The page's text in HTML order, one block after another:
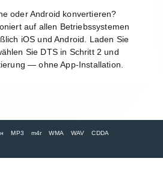
oder Android konvertieren?
auf allen Betriebssystemen
iOS und Android. Laden Sie
Sie DTS in Schritt 2 und
— ohne App-Installation.
MP3 m4r WMA WAV CDDA